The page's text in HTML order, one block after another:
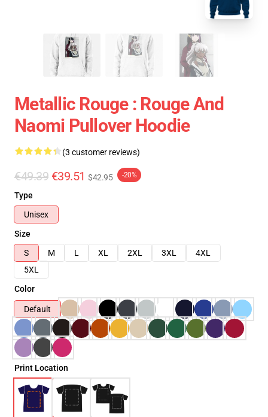
Metallic Rouge : Rouge And
Naomi Pullover Hoodie
(3 customer reviews)
€49.39 €39.51 $42.95 -20%
Type
Unisex
Size
S
M L XL 2XL 3XL
4XL
5XL
Color
Default
Print Location